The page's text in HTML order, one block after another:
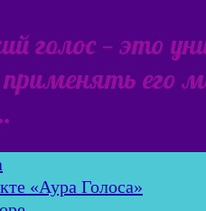
голос — это
его
«Аура Голоса»